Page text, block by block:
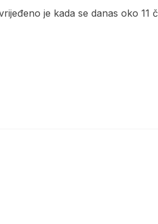
je kada se danas oko